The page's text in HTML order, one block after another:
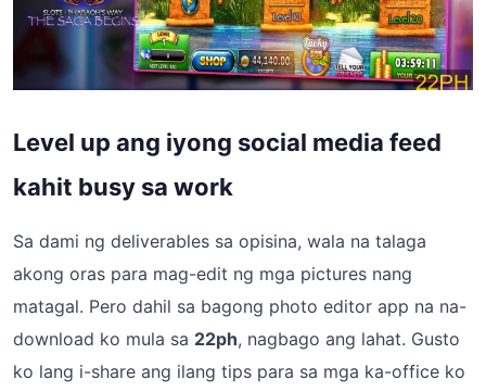
Level up ang iyong social media feed
kahit busy sa work
Sa dami ng deliverables sa opisina, wala na talaga
akong oras para mag-edit ng mga pictures nang
matagal. Pero dahil sa bagong photo editor app na na-
download ko mula sa 22ph, nagbago ang lahat. Gusto
ko lang i-share ang ilang tips para sa mga ka-office ko